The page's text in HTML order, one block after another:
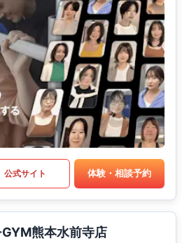
公式サイト 体験・相談予約
熊本水前寺店